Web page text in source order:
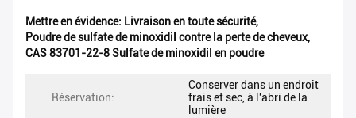
Mettre en évidence: Livraison en toute sécurité,
Poudre de sulfate de minoxidil contre la perte de cheveux,
CAS 83701-22-8 Sulfate de minoxidil en poudre
Réservation:
Conserver dans un endroit
frais et sec, à l'abri de la
lumière